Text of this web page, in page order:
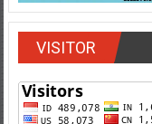
VISITOR